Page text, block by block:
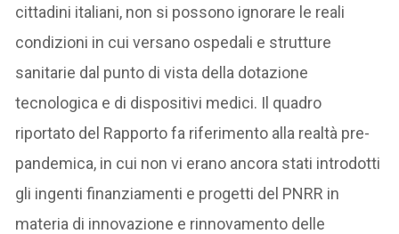
cittadini italiani, non si possono ignorare le reali
condizioni in cui versano ospedali e strutture
sanitarie dal punto di vista della dotazione
tecnologica e di dispositivi medici. Il quadro
riportato del Rapporto fa riferimento alla realtà pre-
pandemica, in cui non vi erano ancora stati introdotti
gli ingenti finanziamenti e progetti del PNRR in
materia di innovazione e rinnovamento delle